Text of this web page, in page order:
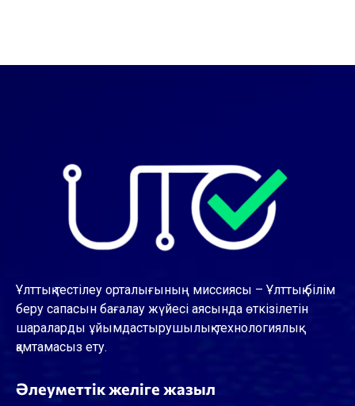
Ұлттық тестілеу орталығының миссиясы – Ұлттық білім
беру сапасын бағалау жүйесі аясында өткізілетін
шараларды ұйымдастырушылық-технологиялық
қамтамасыз ету.
Әлеуметтік желіге жазыл